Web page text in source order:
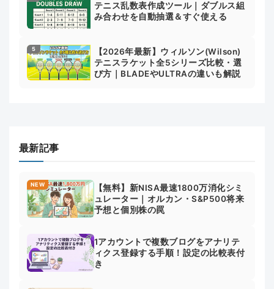
テニス乱数表作成ツール｜ダブルス組
み合わせを自動抽選＆すぐ使える
【2026年最新】ウィルソン(Wilson)
テニスラケット全5シリーズ比較・選
び方｜BLADEやULTRAの違いも解説
最新記事
NEW
【無料】新NISA最速1800万消化シミ
ュレーター｜オルカン・S&P500将来
予想と個別株の罠
1アカウントで複数ブログをアナリテ
ィクス登録する手順！設定の比較表付
き